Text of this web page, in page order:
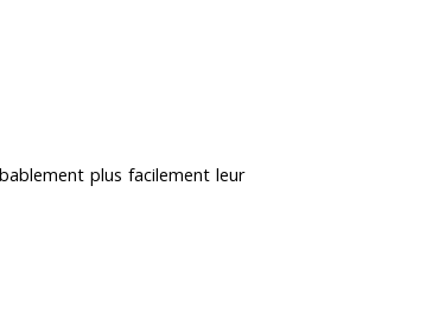
plus facilement leur